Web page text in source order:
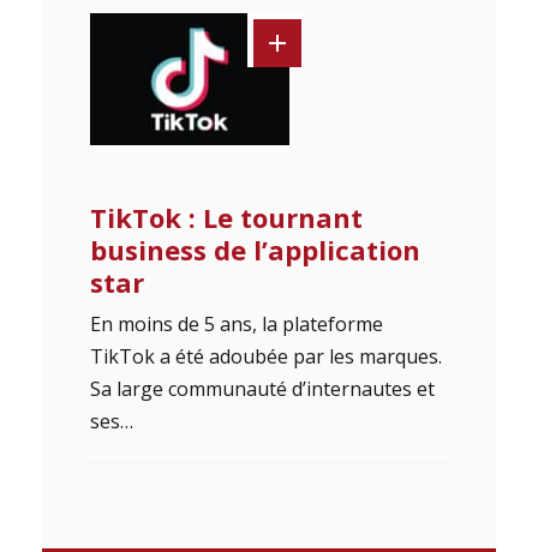
TikTok : Le tournant
business de l’application
star
En moins de 5 ans, la plateforme
TikTok a été adoubée par les marques.
Sa large communauté d’internautes et
ses…